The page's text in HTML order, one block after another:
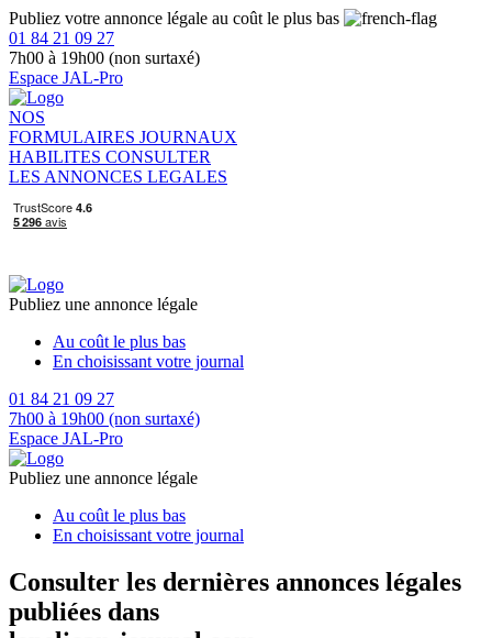
Publiez votre annonce légale au coût le plus bas
01 84 21 09 27
7h00 à 19h00 (non surtaxé)
Espace JAL-Pro
NOS
FORMULAIRES JOURNAUX
HABILITES CONSULTER
LES ANNONCES LEGALES
Publiez une annonce légale
Au coût le plus bas
En choisissant votre journal
01 84 21 09 27
7h00 à 19h00 (non surtaxé)
Espace JAL-Pro
Publiez une annonce légale
Au coût le plus bas
En choisissant votre journal
Consulter les dernières annonces légales
publiées dans